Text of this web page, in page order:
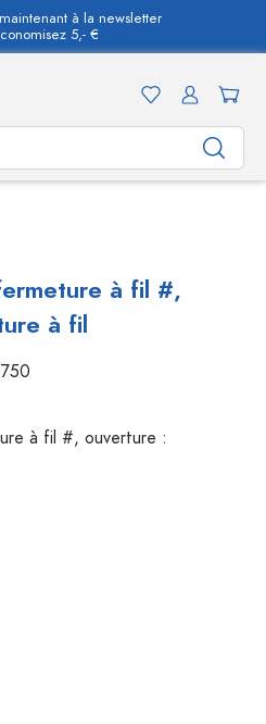
à la newsletter
5,- €
à fil #,
à fil